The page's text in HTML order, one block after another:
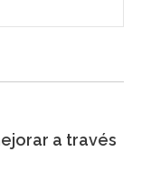
a través